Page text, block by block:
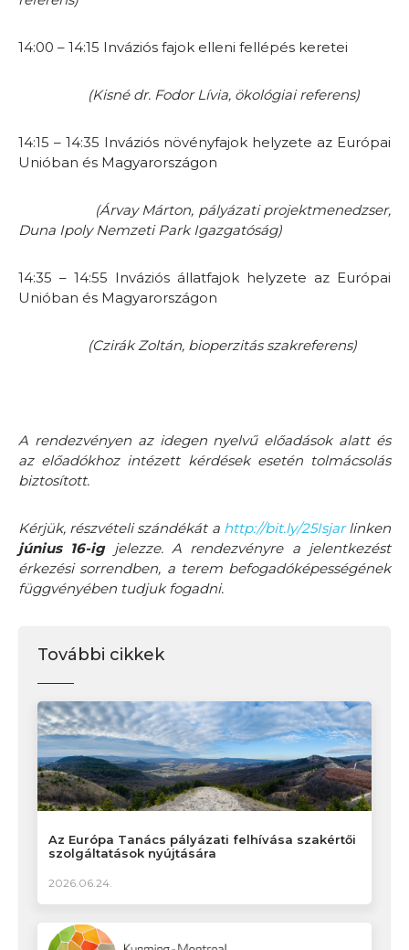
14:00 – 14:15 Inváziós fajok elleni fellépés keretei
(Kisné dr. Fodor Lívia, ökológiai referens)
14:15 – 14:35 Inváziós növényfajok helyzete az Európai
Unióban és Magyarországon
(Árvay Márton, pályázati projektmenedzser,
Duna Ipoly Nemzeti Park Igazgatóság)
14:35 – 14:55 Inváziós állatfajok helyzete az Európai
Unióban és Magyarországon
(Czirák Zoltán, bioperzitás szakreferens)
A rendezvényen az idegen nyelvű előadások alatt és
az előadókhoz intézett kérdések esetén tolmácsolás
biztosított.
Kérjük, részvételi szándékát a http://bit.ly/25Isjarlinken
június 16-igjelezze. A rendezvényre a jelentkezést
érkezési sorrendben, a terem befogadóképességének
függvényében tudjuk fogadni.
További cikkek
Az Európa Tanács pályázati felhívása szakértői
szolgáltatások nyújtására
2026.06.24.